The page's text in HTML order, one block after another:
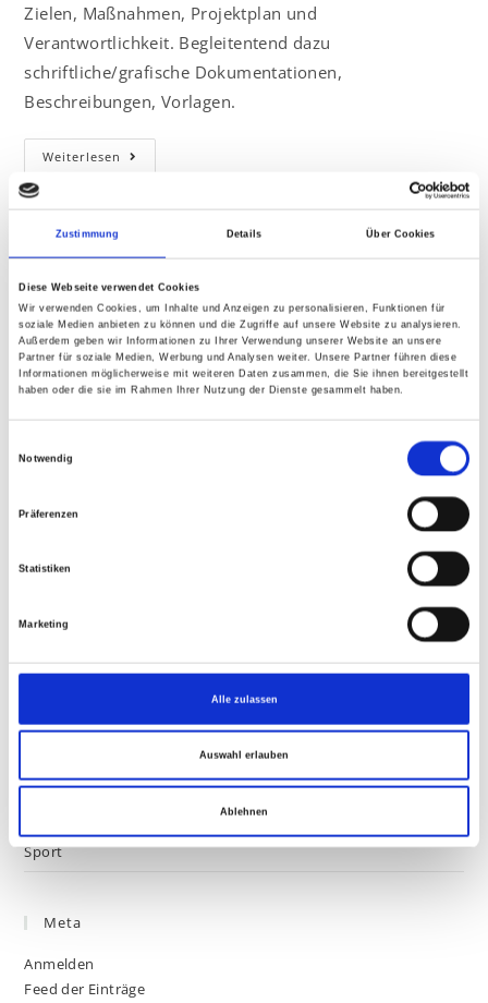
Zustimmung Details Über Cookies
Diese Webseite verwendet Cookies
Wir verwenden Cookies, um Inhalte und Anzeigen zu personalisieren, Funktionen für
soziale Medien anbieten zu können und die Zugriffe auf unsere Website zu analysieren.
Außerdem geben wir Informationen zu Ihrer Verwendung unserer Website an unsere
Partner für soziale Medien, Werbung und Analysen weiter. Unsere Partner führen diese
Informationen möglicherweise mit weiteren Daten zusammen, die Sie ihnen bereitgestellt
haben oder die sie im Rahmen Ihrer Nutzung der Dienste gesammelt haben.
Notwendig
Präferenzen
Statistiken
Marketing
Alle zulassen
Auswahl erlauben
Ablehnen
Zielen, Maßnahmen, Projektplan und
Verantwortlichkeit. Begleitentend dazu
schriftliche/grafische Dokumentationen,
Beschreibungen, Vorlagen.
Weiterlesen
Neueste Beiträge
Sociosqu ad litora torquent
Metus vitae pharetra auctor
Neueste Kommentare
Mai 2016
Sport
Meta
Anmelden
Feed der Einträge